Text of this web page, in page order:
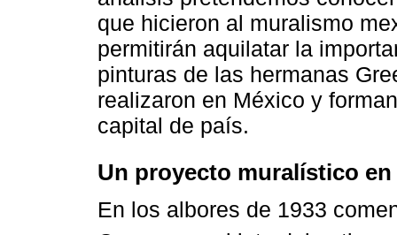
que hicieron al muralismo
permitirán aquilatar la
pinturas de las hermanas
realizaron en México y
capital de país.
Un proyecto muralístico
En los albores de 1933